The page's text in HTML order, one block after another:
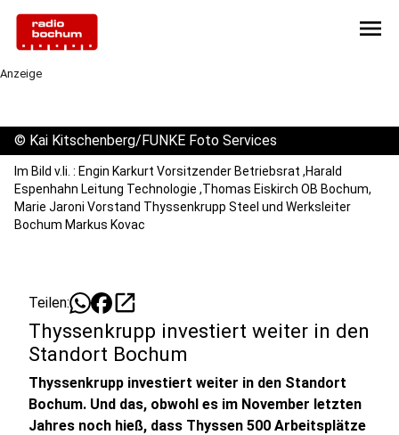
menu
Anzeige
© Kai Kitschenberg/FUNKE Foto Services
Im Bild v.li. : Engin Karkurt Vorsitzender Betriebsrat ,Harald
Espenhahn Leitung Technologie ,Thomas Eiskirch OB Bochum,
Marie Jaroni Vorstand Thyssenkrupp Steel und Werksleiter
Bochum Markus Kovac
Teilen: open_in_new
Thyssenkrupp investiert weiter in den
Standort Bochum
Thyssenkrupp investiert weiter in den Standort
Bochum. Und das, obwohl es im November letzten
Jahres noch hieß, dass Thyssen 500 Arbeitsplätze